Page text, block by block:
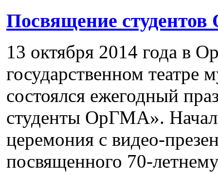
Посвящение
13 октября 2014 года в
государственном театре
состоялся ежегодный
студенты ОрГМА».
церемония с видео-
посвященного 70-